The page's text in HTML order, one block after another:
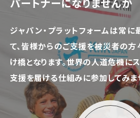
ジャパン・プラットフォームは常
て、皆様からのご支援を被災者の
け橋となります。世界の人道危機に
支援を届ける仕組みに参加してみま